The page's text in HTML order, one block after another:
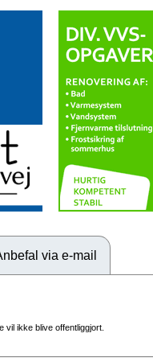
via e-mail
vil ikke blive offentliggjort.